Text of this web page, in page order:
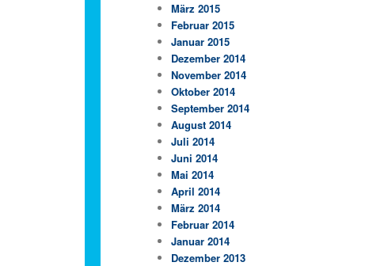
März 2015
Februar 2015
Januar 2015
Dezember 2014
November 2014
Oktober 2014
September 2014
August 2014
Juli 2014
Juni 2014
Mai 2014
April 2014
März 2014
Februar 2014
Januar 2014
Dezember 2013